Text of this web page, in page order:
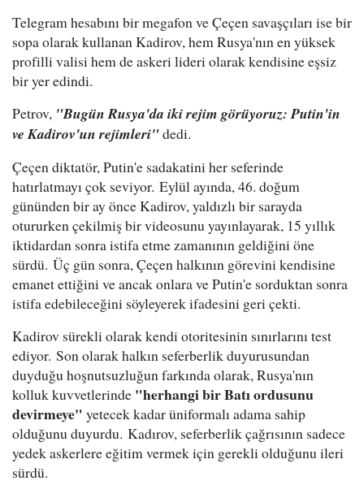
Telegram hesabını bir megafon ve Çeçen savaşçıları ise bir
sopa olarak kullanan Kadirov, hem Rusya'nın en yüksek
profilli valisi hem de askeri lideri olarak kendisine eşsiz
bir yer edindi.
Petrov, "Bugün Rusya'da iki rejim görüyoruz: Putin'in
ve Kadirov'un rejimleri"dedi.
Çeçen diktatör, Putin'e sadakatini her seferinde
hatırlatmayı çok seviyor. Eylül ayında, 46. doğum
gününden bir ay önce Kadirov, yaldızlı bir sarayda
otururken çekilmiş bir videosunu yayınlayarak, 15 yıllık
iktidardan sonra istifa etme zamanının geldiğini öne
sürdü. Üç gün sonra, Çeçen halkının görevini kendisine
emanet ettiğini ve ancak onlara ve Putin'e sorduktan sonra
istifa edebileceğini söyleyerek ifadesini geri çekti.
Kadirov sürekli olarak kendi otoritesinin sınırlarını test
ediyor. Son olarak halkın seferberlik duyurusundan
duyduğu hoşnutsuzluğun farkında olarak, Rusya'nın
kolluk kuvvetlerinde "herhangi bir Batı ordusunu
devirmeye" yetecek kadar üniformalı adama sahip
olduğunu duyurdu. Kadırov, seferberlik çağrısının sadece
yedek askerlere eğitim vermek için gerekli olduğunu ileri
sürdü.